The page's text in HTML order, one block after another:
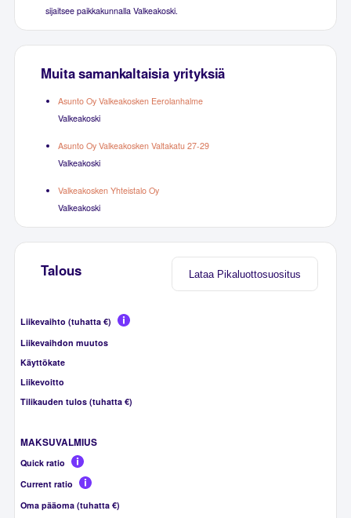
sijaitsee paikkakunnalla Valkeakoski.
Muita samankaltaisia yrityksiä
Asunto Oy Valkeakosken Eerolanhalme
Valkeakoski
Asunto Oy Valkeakosken Valtakatu 27-29
Valkeakoski
Valkeakosken Yhteistalo Oy
Valkeakoski
Lataa Pikaluottosuositus
Talous
Liikevaihto (tuhatta €)
Liikevaihdon muutos
Käyttökate
Liikevoitto
Tilikauden tulos (tuhatta €)
MAKSUVALMIUS
Quick ratio
Current ratio
Oma pääoma (tuhatta €)